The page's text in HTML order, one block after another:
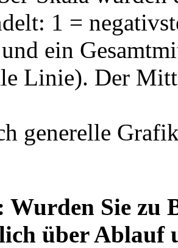
1 =
ein
Linie). Der
generelle
Sie zu
über Ablauf